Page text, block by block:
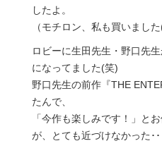
したよ。
（モチロン、私も買いました
ロビーに生田先生・野口先
になってました(笑)
野口先生の前作『THE
たんで、
「今作も楽しみです！」と
が、とても近づけなかった･･